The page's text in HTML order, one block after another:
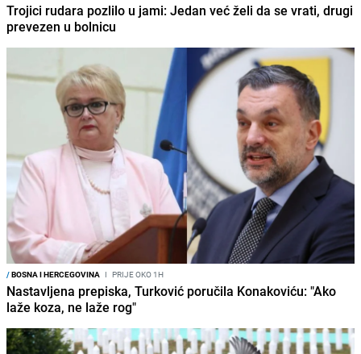
Trojici rudara pozlilo u jami: Jedan već želi da se vrati, drugi
prevezen u bolnicu
/BOSNA I HERCEGOVINA I PRIJE OKO 1H
Nastavljena prepiska, Turković poručila Konakoviću: "Ako
laže koza, ne laže rog"